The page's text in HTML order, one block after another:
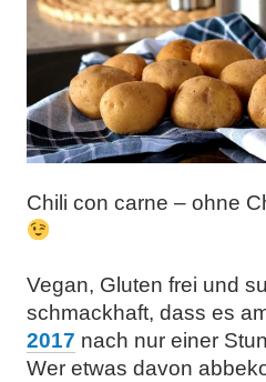
Chili con carne – ohne
Vegan, Gluten frei und
schmackhaft, dass es
2017 nach nur einer
Wer etwas davon